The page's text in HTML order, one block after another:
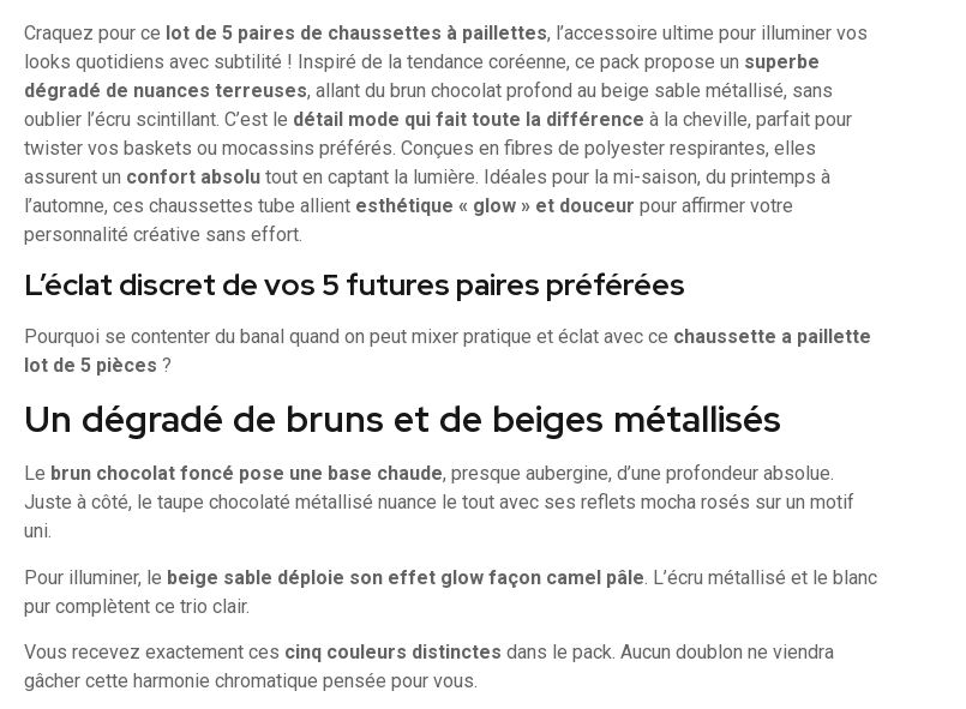
Craquez pour ce lot de 5 paires de chaussettes à paillettes, l’accessoire ultime pour illuminer vos
looks quotidiens avec subtilité ! Inspiré de la tendance coréenne, ce pack propose un superbe
dégradé de nuances terreuses, allant du brun chocolat profond au beige sable métallisé, sans
oublier l’écru scintillant. C’est le détail mode qui fait toute la différence à la cheville, parfait pour
twister vos baskets ou mocassins préférés. Conçues en fibres de polyester respirantes, elles
assurent un confort absolu tout en captant la lumière. Idéales pour la mi-saison, du printemps à
l’automne, ces chaussettes tube allient esthétique « glow » et douceur pour affirmer votre
personnalité créative sans effort.
L’éclat discret de vos 5 futures paires préférées
Pourquoi se contenter du banal quand on peut mixer pratique et éclat avec ce chaussette a paillette
lot de 5 pièces ?
Un dégradé de bruns et de beiges métallisés
Le brun chocolat foncé pose une base chaude, presque aubergine, d’une profondeur absolue.
Juste à côté, le taupe chocolaté métallisé nuance le tout avec ses reflets mocha rosés sur un motif
uni.
Pour illuminer, le beige sable déploie son effet glow façon camel pâle . L’écru métallisé et le blanc
pur complètent ce trio clair.
Vous recevez exactement ces cinq couleurs distinctes dans le pack. Aucun doublon ne viendra
gâcher cette harmonie chromatique pensée pour vous.